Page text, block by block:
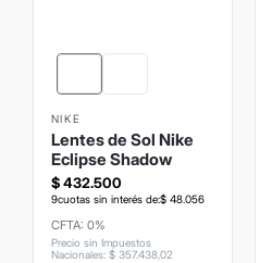
NIKE
Lentes de Sol Nike
Eclipse Shadow
$ 432.500
9cuotas sin interés de:$ 48.056
CFTA: 0%
Precio sin Impuestos
Nacionales: $ 357.438,02
9.
10.